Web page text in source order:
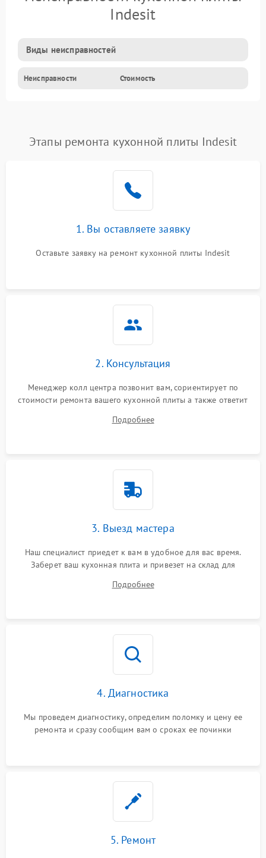
Indesit
Виды неисправностей
Неисправности Стоимость
Этапы ремонта кухонной плиты Indesit
1. Вы оставляете заявку
Оставьте заявку на ремонт кухонной плиты Indesit
2. Консультация
Менеджер колл центра позвонит вам, сориентирует по
стоимости ремонта вашего кухонной плиты а также ответит
Подробнее
3. Выезд мастера
Наш специалист приедет к вам в удобное для вас время.
Заберет ваш кухонная плита и привезет на склад для
Подробнее
4. Диагностика
Мы проведем диагностику, определим поломку и цену ее
ремонта и сразу сообщим вам о сроках ее починки
5. Ремонт